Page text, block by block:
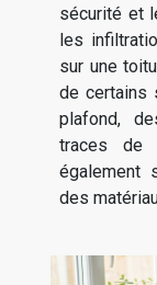
sécurité et
les
sur une
de certains
plafond,
traces de
également
des